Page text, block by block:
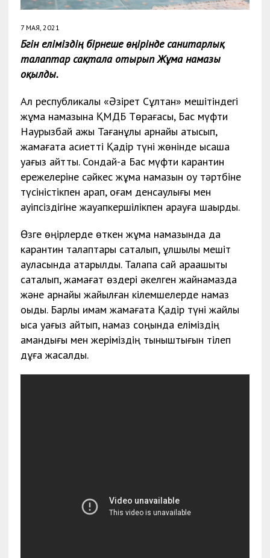
7 МАЯ, 2021
Бүгін еліміздің бірнеше өңірінде санитарлық
талаптар сақтала отырып Жұма намазы
оқылды.
Ал республикалық «Әзірет Сұлтан» мешітіндегі
жұма намазына ҚМДБ Төрағасы, Бас мүфти
Наурызбай қажы Тағанұлы арнайы қатысып,
жамағатқа қасиетті Қадір түні жөнінде қысқаша
уағыз айтты. Сондай-ақ Бас мүфти карантин
ережелеріне сәйкес жұма намазын оқу тәртбіне
түсіністікпен қарап, қоғам денсаулығы мен
қауіпсіздігіне жауапкершілікпен қарауға шақырды.
Өзге өңірлерде өткен жұма намазында да
карантин талаптары сақталып, құлшылық мешіт
ауласында атқарылды. Талапқа сай арақашықтық
сақталып, жамағат өздері әкелген жайнамазда
және арнайы жайылған кілемшелерде намаз
оқыды. Барлық имам жамағатқа Қадір түні жайлы
қысқа уағыз айтып, намаз соңында еліміздің
амандығы мен жеріміздің тыныштығын тілеп
дұға жасалды.